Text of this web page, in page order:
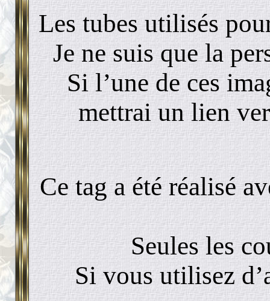
Les tubes utilisés
Je ne suis que la
Si l’une de ces
mettrai un lien
Ce tag a été réalisé
Seules les
Si vous utilisez